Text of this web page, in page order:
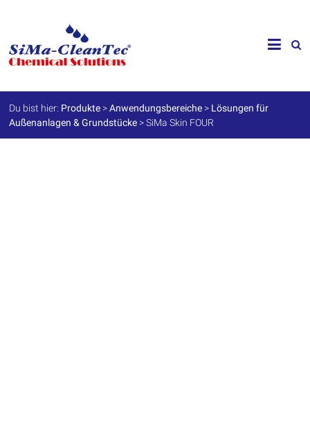
SiMa-
Cleantec
GmbH
Spezialprodukte
für
Du bist hier: Produkte >Anwendungsbereiche > Lösungen für
Außenanlagen & Grundstücke >SiMa Skin FOUR